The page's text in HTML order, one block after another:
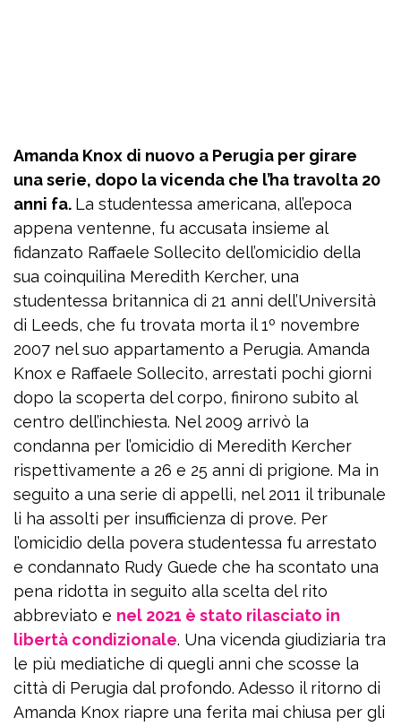
Amanda Knox di nuovo a Perugia per girare
una serie, dopo la vicenda che l’ha travolta 20
anni fa. La studentessa americana, all’epoca
appena ventenne, fu accusata insieme al
fidanzato Raffaele Sollecito dell’omicidio della
sua coinquilina Meredith Kercher, una
studentessa britannica di 21 anni dell’Università
di Leeds, che fu trovata morta il 1º novembre
2007 nel suo appartamento a Perugia. Amanda
Knox e Raffaele Sollecito, arrestati pochi giorni
dopo la scoperta del corpo, finirono subito al
centro dell’inchiesta. Nel 2009 arrivò la
condanna per l’omicidio di Meredith Kercher
rispettivamente a 26 e 25 anni di prigione. Ma in
seguito a una serie di appelli, nel 2011 il tribunale
li ha assolti per insufficienza di prove. Per
l’omicidio della povera studentessa fu arrestato
e condannato Rudy Guede che ha scontato una
pena ridotta in seguito alla scelta del rito
abbreviato e nel 2021 è stato rilasciato in
libertà condizionale. Una vicenda giudiziaria tra
le più mediatiche di quegli anni che scosse la
città di Perugia dal profondo. Adesso il ritorno di
Amanda Knox riapre una ferita mai chiusa per gli